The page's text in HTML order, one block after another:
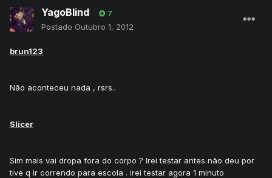
YagoBlind 7
Postado Outubro 1, 2012
brun123
Não aconteceu nada , rsrs..
Slicer
Sim mais vai dropa fora do corpo ? Irei testar antes não deu por
tive q ir correndo para escola . irei testar agora 1 minuto